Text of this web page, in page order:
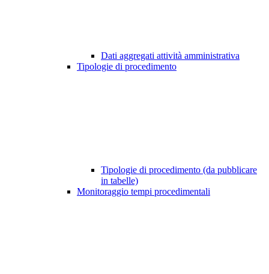
Dati aggregati attività amministrativa
Tipologie di procedimento
Tipologie di procedimento (da pubblicare
in tabelle)
Monitoraggio tempi procedimentali